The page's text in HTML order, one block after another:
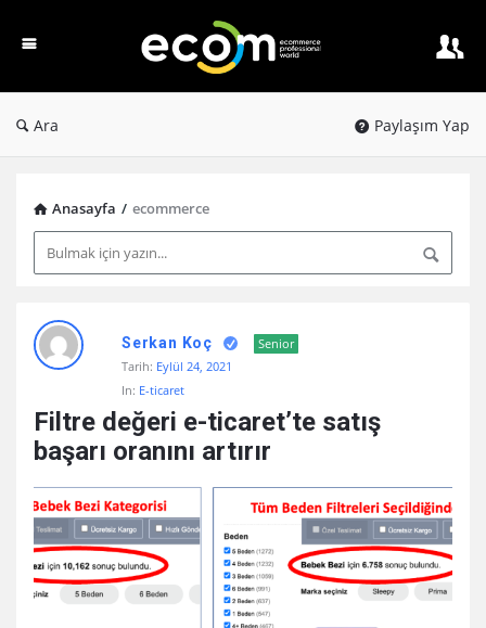
PW
Ara Paylaşım Yap
Anasayfa / ecommerce
Ecom
PW
Paylaşım
Serkan Koç
Senior
Tarih: Eylül 24, 2021
In: E-ticaret
Filtre değeri e-ticaret’te satış
başarı oranını artırır